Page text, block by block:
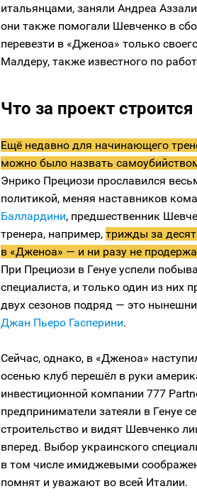
итальянцами, заняли Андреа
они также помогали Шевченко в
перевезти в «Дженоа» только
Малдеру, также известного по
Что за проект
Ещё недавно для начинающего
можно было назвать
Энрико Прециози прославился
политикой, меняя наставников
Баллардини, предшественник
тренера, например, трижды за
в «Дженоа» — и ни разу не
При Прециози в Генуе успели
специалиста, и только один из них
двух сезонов подряд — это
Джан Пьеро Гасперини.
Сейчас, однако, в «Дженоа»
осенью клуб перешёл в руки
инвестиционной компании 777
предприниматели затеяли в Генуе
строительство и видят Шевченко
вперед. Выбор украинского
в том числе имиджевыми
помнят и уважают во всей Италии.